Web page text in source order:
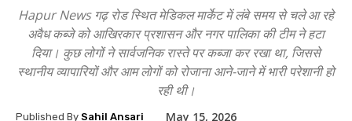
Hapur News गढ़ रोड स्थित मेडिकल मार्केट में लंबे समय से चले आ रहे
अवैध कब्जे को आखिरकार प्रशासन और नगर पालिका की टीम ने हटा
दिया। कुछ लोगों ने सार्वजनिक रास्ते पर कब्जा कर रखा था, जिससे
स्थानीय व्यापारियों और आम लोगों को रोजाना आने-जाने में भारी परेशानी हो
रही थी।
Published By Sahil Ansari
May 15, 2026